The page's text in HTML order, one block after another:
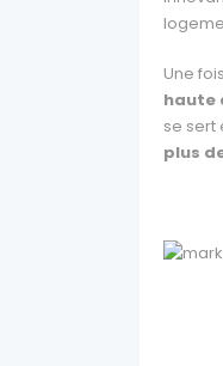
Une
haute
se sert
plus